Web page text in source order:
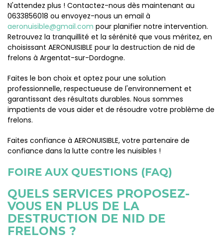
N'attendez plus ! Contactez-nous dès maintenant au
0633856018 ou envoyez-nous un email à
aeronuisible@gmail.com pour planifier notre intervention.
Retrouvez la tranquillité et la sérénité que vous méritez, en
choisissant AERONUISIBLE pour la destruction de nid de
frelons à Argentat-sur-Dordogne.
Faites le bon choix et optez pour une solution
professionnelle, respectueuse de l'environnement et
garantissant des résultats durables. Nous sommes
impatients de vous aider et de résoudre votre problème de
frelons.
Faites confiance à AERONUISIBLE, votre partenaire de
confiance dans la lutte contre les nuisibles !
FOIRE AUX QUESTIONS (FAQ)
QUELS SERVICES PROPOSEZ-
VOUS EN PLUS DE LA
DESTRUCTION DE NID DE
FRELONS ?